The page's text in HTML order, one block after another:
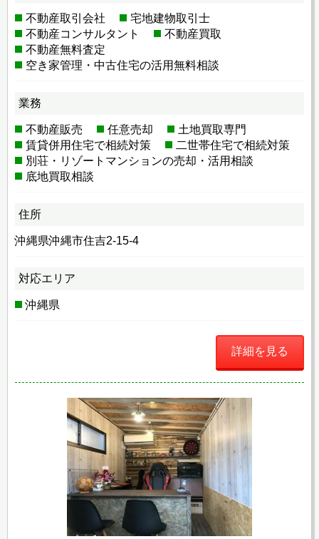
不動産取引会社
宅地建物取引士
不動産コンサルタント
不動産買取
不動産無料査定
空き家管理・中古住宅の活用無料相談
業務
不動産販売 任意売却
土地買取専門
賃貸併用住宅で相続対策
二世帯住宅で相続対策
別荘・リゾートマンションの売却・活用相談
底地買取相談
住所
沖縄県沖縄市住吉2-15-4
対応エリア
沖縄県
詳細を見る